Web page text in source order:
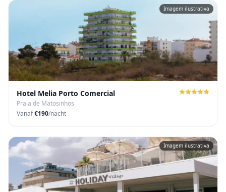
Imagem ilustrativa
Hotel Melia Porto Comercial
Praia de Matosinhos
Vanaf€190/nacht
Imagem ilustrativa